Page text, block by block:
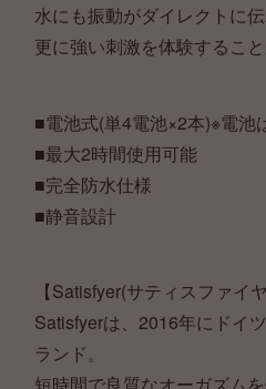
水にも振動がダイレクトに
更に強い刺激を体験すること
■電池式(単4電池×2本)※電池
■最大2時間使用可能
■完全防水仕様
■静音設計
【Satisfyer(サティスファイ
Satisfyerは、2016年にドイ
ランド。